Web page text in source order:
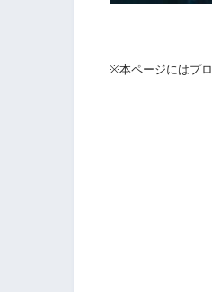
※本ページにはプ